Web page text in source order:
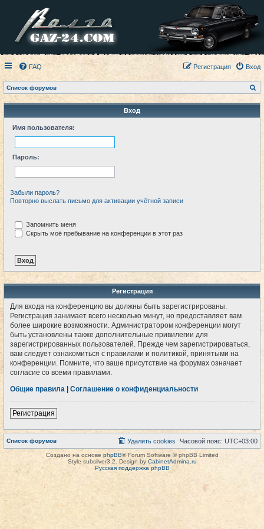
FAQ Вход
Регистрация
Список форумов
о
с
Вход
Имя пользователя:
Пароль:
Забыли пароль?
Повторно выслать письмо для активации учётной записи
Запомнить меня
Скрыть моё пребывание на конференции в этот раз
Регистрация
Для входа на конференцию вы должны быть зарегистрированы.
Регистрация занимает всего несколько минут, но предоставляет вам
более широкие возможности. Администратором конференции могут
быть установлены также дополнительные привилегии для
зарегистрированных пользователей. Прежде чем зарегистрироваться,
вам следует ознакомиться с правилами и политикой, принятыми на
конференции. Помните, что ваше присутствие на форумах означает
согласие со всеми правилами.
Общие правила
Соглашение о конфиденциальности
Регистрация
Список форумов Часовой пояс: UTC+03:00
Удалить cookies
Создано на основе phpBB® Forum Software © phpBB Limited
Style subsilver3.2. Design by CabinetAdmina.ru
Русская поддержка phpBB